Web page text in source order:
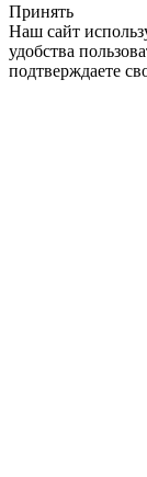
Принять
Наш сайт
удобства
подтверждаете